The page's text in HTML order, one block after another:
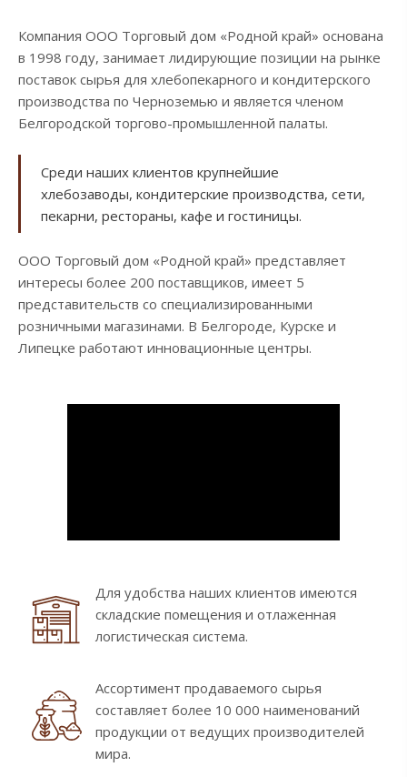
Компания ООО Торговый дом «Родной край» основана
в 1998 году, занимает лидирующие позиции на рынке
поставок сырья для хлебопекарного и кондитерского
производства по Черноземью и является членом
Белгородской торгово-промышленной палаты.
Среди наших клиентов крупнейшие
хлебозаводы, кондитерские производства, сети,
пекарни, рестораны, кафе и гостиницы.
ООО Торговый дом «Родной край» представляет
интересы более 200 поставщиков, имеет 5
представительств со специализированными
розничными магазинами. В Белгороде, Курске и
Липецке работают инновационные центры.
Для удобства наших клиентов имеются
складские помещения и отлаженная
логистическая система.
Ассортимент продаваемого сырья
составляет более 10 000 наименований
продукции от ведущих производителей
мира.